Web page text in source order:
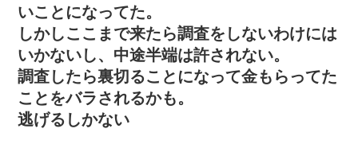
いことになってた。
しかしここまで来たら調査をしないわけには
いかないし、中途半端は許されない。
調査したら裏切ることになって金もらってた
ことをバラされるかも。
逃げるしかない